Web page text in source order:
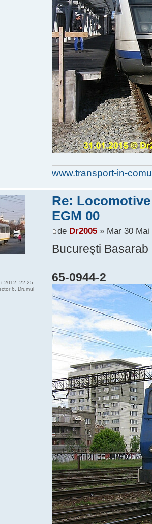
www.transport-in-
Re:
EGM 00
de Dr2005» Mar 30 Mai
Bucureşti Basarab
65-0944-2
2012, 22:25
6, Drumul